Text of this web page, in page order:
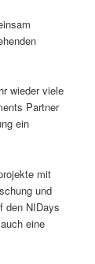
wieder viele
Partner
ein
mit
und
den NIDays
eine